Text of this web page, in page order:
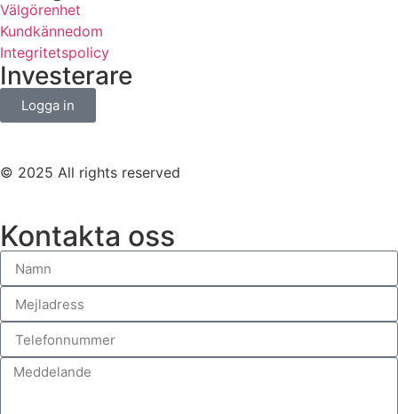
Välgörenhet
Kundkännedom
Integritetspolicy
Investerare
Logga in
© 2025 All rights reserved
Kontakta oss